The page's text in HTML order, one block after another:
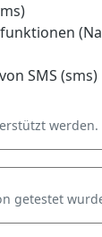
SMS (sms)
werden.
getestet